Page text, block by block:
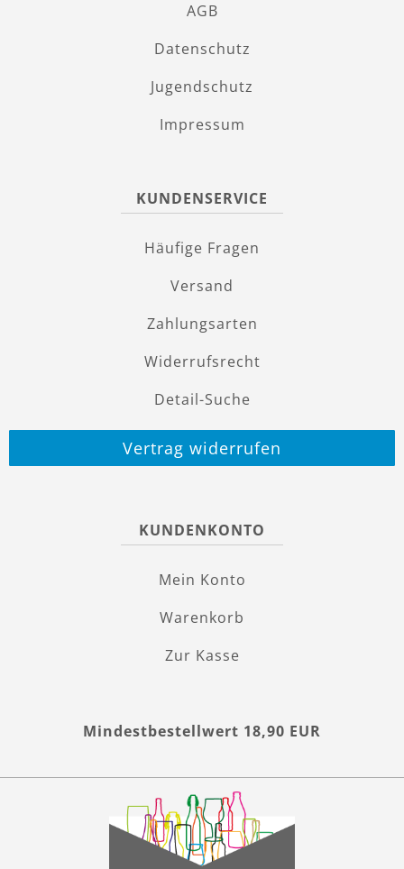
AGB
Datenschutz
Jugendschutz
Impressum
KUNDENSERVICE
Häufige Fragen
Versand
Zahlungsarten
Widerrufsrecht
Detail-Suche
Vertrag widerrufen
KUNDENKONTO
Mein Konto
Warenkorb
Zur Kasse
Mindestbestellwert 18,90 EUR